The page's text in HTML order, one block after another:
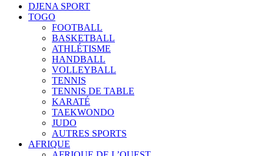
DJENA SPORT
TOGO
FOOTBALL
BASKETBALL
ATHLÉTISME
HANDBALL
VOLLEYBALL
TENNIS
TENNIS DE TABLE
KARATÉ
TAEKWONDO
JUDO
AUTRES SPORTS
AFRIQUE